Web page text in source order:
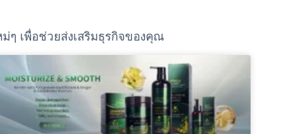
ๆ เพื่อช่วยส่งเสริมธุรกิจของคุณ